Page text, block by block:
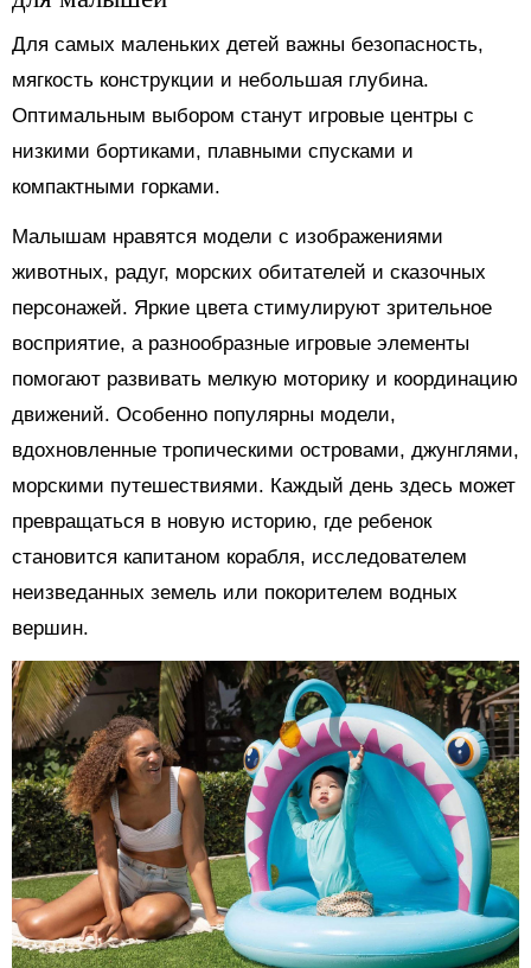
Для самых маленьких детей важны безопасность,
мягкость конструкции и небольшая глубина.
Оптимальным выбором станут игровые центры с
низкими бортиками, плавными спусками и
компактными горками.
Малышам нравятся модели с изображениями
животных, радуг, морских обитателей и сказочных
персонажей. Яркие цвета стимулируют зрительное
восприятие, а разнообразные игровые элементы
помогают развивать мелкую моторику и координацию
движений. Особенно популярны модели,
вдохновленные тропическими островами, джунглями,
морскими путешествиями. Каждый день здесь может
превращаться в новую историю, где ребенок
становится капитаном корабля, исследователем
неизведанных земель или покорителем водных
вершин.